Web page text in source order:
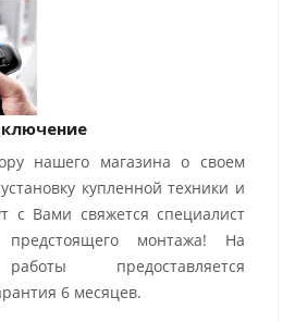
нашего магазина о своем
купленной техники и
с Вами свяжется специалист
монтажа! На
предоставляется
6 месяцев.